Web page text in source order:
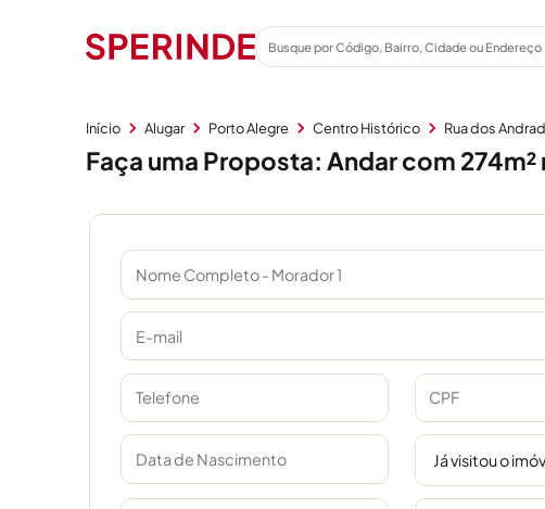
Início Alugar Porto Alegre Centro Histórico Rua dos
Faça uma Proposta: Andar com